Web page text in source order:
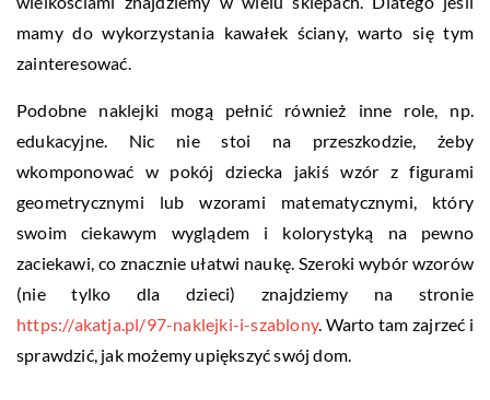
mamy do wykorzystania kawałek ściany, warto się tym
zainteresować.
Podobne naklejki mogą pełnić również inne role, np.
edukacyjne. Nic nie stoi na przeszkodzie, żeby
wkomponować w pokój dziecka jakiś wzór z figurami
geometrycznymi lub wzorami matematycznymi, który
swoim ciekawym wyglądem i kolorystyką na pewno
zaciekawi, co znacznie ułatwi naukę. Szeroki wybór wzorów
(nie tylko dla dzieci) znajdziemy na stronie
https://akatja.pl/97-naklejki-i-szablony. Warto tam zajrzeć i
sprawdzić, jak możemy upiększyć swój dom.